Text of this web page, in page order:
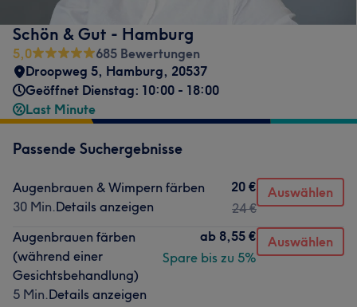
Schön & Gut - Hamburg
5,0
685 Bewertungen
Droopweg 5, Hamburg, 20537
Geöffnet Dienstag: 10:00 - 18:00
Last Minute
Passende Suchergebnisse
Augenbrauen & Wimpern färben
30 Min.Details anzeigen
20 €
24 €
Auswählen
Augenbrauen färben
(während einer
Gesichtsbehandlung)
5 Min.Details anzeigen
ab 8,55 €
Spare bis zu 5%
Auswählen